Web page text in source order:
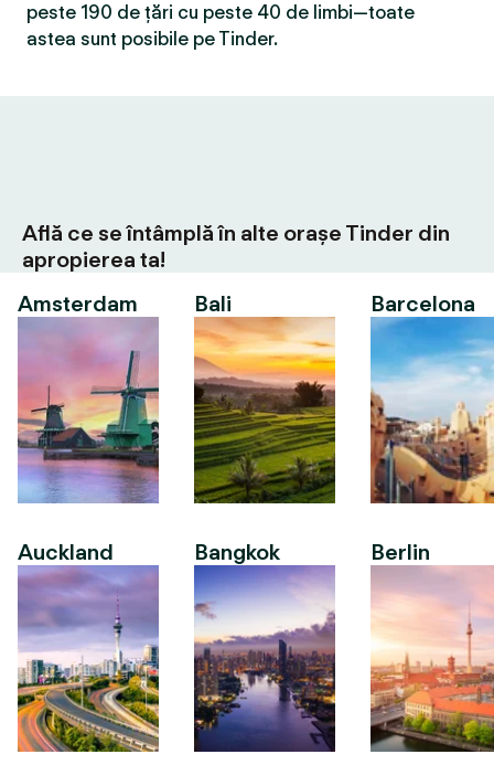
peste 190 de țări cu peste 40 de limbi—toate
astea sunt posibile pe Tinder.
Află ce se întâmplă în alte orașe Tinder din
apropierea ta!
Amsterdam
Auckland
Bali
Bangkok
Barcelona
Berlin